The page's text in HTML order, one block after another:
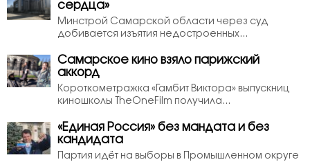
сердца»
Минстрой Самарской области через суд
добивается изъятия недостроенных...
Самарское кино взяло парижский
аккорд
Короткометражка «Гамбит Виктора» выпускниц
киношколы TheOneFilm получила...
«Единая Россия» без мандата и без
кандидата
Партия идёт на выборы в Промышленном округе